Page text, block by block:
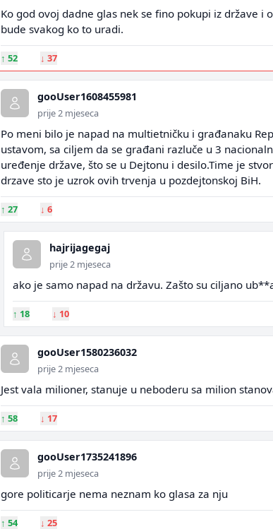
Ko god ovoj dadne glas nek se fino pokupi iz države i
bude svakog ko to uradi.
↑ 52 ↓ 37
gooUser1608455981
prije 2 mjeseca
Po meni bilo je napad na multietničku i građanaku
ustavom, sa ciljem da se građani razluče u 3
uređenje države, što se u Dejtonu i desilo.Time je
drzave sto je uzrok ovih trvenja u pozdejtonskoj BiH.
↑ 27 ↓ 6
hajrijagegaj
prije 2 mjeseca
ako je samo napad na državu. Zašto su ciljano
↑ 18 ↓ 10
gooUser1580236032
prije 2 mjeseca
Jest vala milioner, stanuje u neboderu sa milion
↑ 58 ↓ 17
gooUser1735241896
prije 2 mjeseca
gore politicarje nema neznam ko glasa za nju
↑ 54 ↓ 25